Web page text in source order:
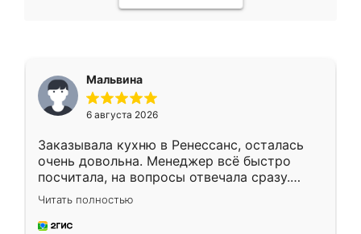
Мальвина
6 августа 2026
Заказывала кухню в Ренессанс, осталась
очень довольна. Менеджер всё быстро
посчитала, на вопросы отвечала сразу.
Замерщик приехал в субботу, подошёл к
делу со всей ответственностью. Собрали
за день, ребята работали аккуратно, даже
Читать полностью